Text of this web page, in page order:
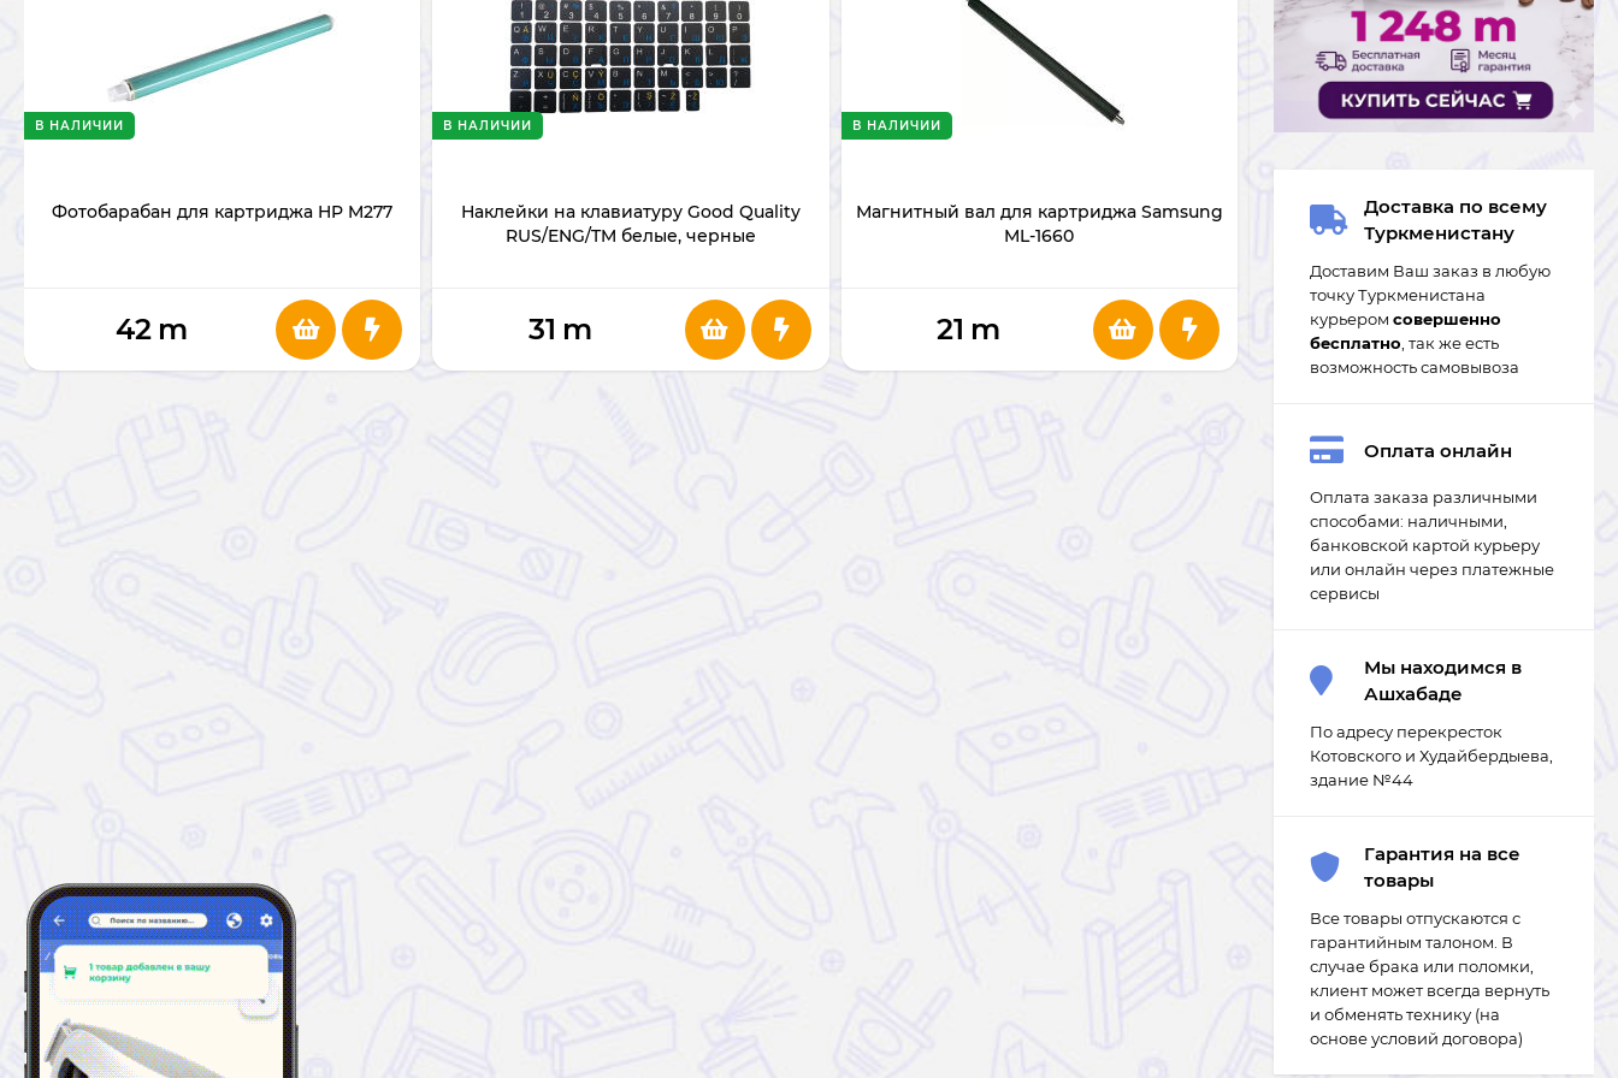
Фотобарабан для картриджа HP M277
В НАЛИЧИИ
42 m
Наклейки на клавиатуру Good Quality
RUS/ENG/TM белые, черные
В НАЛИЧИИ
31 m
Магнитный вал для картриджа Samsung
ML-1660
В НАЛИЧИИ
21 m
Фотобарабан для картриджа HP
31m
Доставка по всему
Туркменистану
Доставим Ваш заказ в любую
точку Туркменистана
курьером совершенно
бесплатно , так же есть
возможность самовывоза
Оплата онлайн
Оплата заказа различными
способами: наличными,
банковской картой курьеру
или онлайн через платежные
сервисы
Мы находимся в
Ашхабаде
По адресу перекресток
Котовского и Худайбердыева,
здание №44
Гарантия на все
товары
Все товары отпускаются с
гарантийным талоном. В
случае брака или поломки,
клиент может всегда вернуть
и обменять технику (на
основе условий договора)